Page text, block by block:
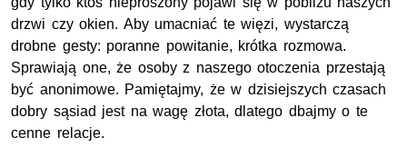
drzwi czy okien. Aby umacniać te więzi, wystarczą
drobne gesty: poranne powitanie, krótka rozmowa.
Sprawiają one, że osoby z naszego otoczenia przestają
być anonimowe. Pamiętajmy, że w dzisiejszych czasach
dobry sąsiad jest na wagę złota, dlatego dbajmy o te
cenne relacje.